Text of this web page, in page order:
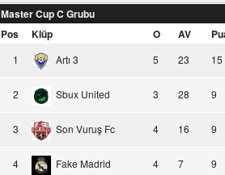
Master Cup C Grubu
Pos
Klüp O AV
1 Artı 3 5 23 15
2 Sbux United 3 28 9
3 Son Vuruş Fc 4 16 9
4 Fake Madrid 4 7 9